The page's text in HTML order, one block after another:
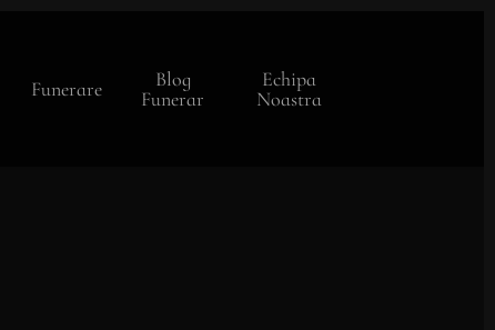
Funerare
Blog
Funerar
Echipa
Noastra